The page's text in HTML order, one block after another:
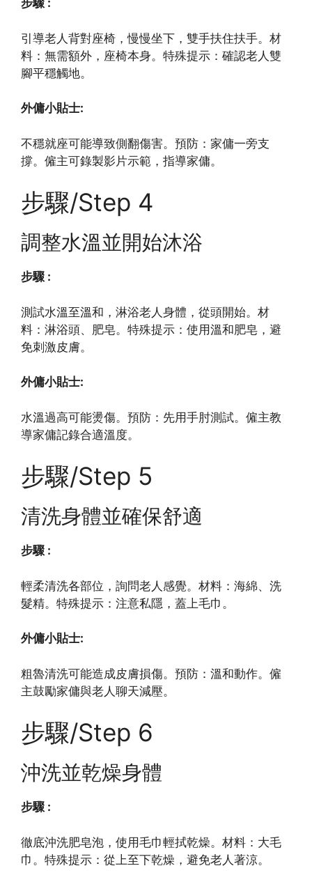
步驟 :
引導老人背對座椅，慢慢坐下，雙手扶住扶手。材
料：無需額外，座椅本身。特殊提示：確認老人雙
腳平穩觸地。
外傭小貼士:
不穩就座可能導致側翻傷害。預防：家傭一旁支
撐。僱主可錄製影片示範，指導家傭。
步驟/Step 4
調整水溫並開始沐浴
步驟 :
測試水溫至溫和，淋浴老人身體，從頭開始。材
料：淋浴頭、肥皂。特殊提示：使用溫和肥皂，避
免刺激皮膚。
外傭小貼士:
水溫過高可能燙傷。預防：先用手肘測試。僱主教
導家傭記錄合適溫度。
步驟/Step 5
清洗身體並確保舒適
步驟 :
輕柔清洗各部位，詢問老人感覺。材料：海綿、洗
髮精。特殊提示：注意私隱，蓋上毛巾。
外傭小貼士:
粗魯清洗可能造成皮膚損傷。預防：溫和動作。僱
主鼓勵家傭與老人聊天減壓。
步驟/Step 6
沖洗並乾燥身體
步驟 :
徹底沖洗肥皂泡，使用毛巾輕拭乾燥。材料：大毛
巾。特殊提示：從上至下乾燥，避免老人著涼。